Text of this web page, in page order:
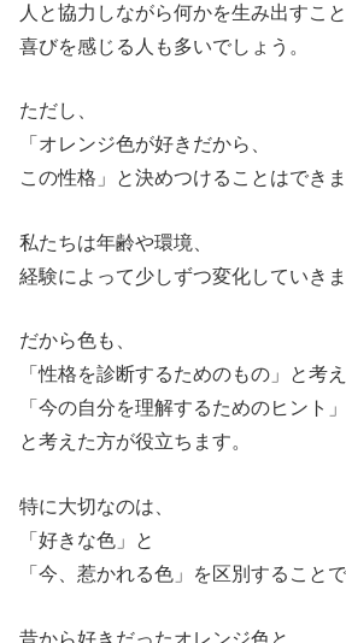
人と協力しながら何かを生み出すこ
喜びを感じる人も多いでしょう。
ただし、
「オレンジ色が好きだから、
この性格」と決めつけることはできま
私たちは年齢や環境、
経験によって少しずつ変化していきま
だから色も、
「性格を診断するためのもの」と考え
「今の自分を理解するためのヒント」
と考えた方が役立ちます。
特に大切なのは、
「好きな色」と
「今、惹かれる色」を区別することで
昔から好きだったオレンジ色と、